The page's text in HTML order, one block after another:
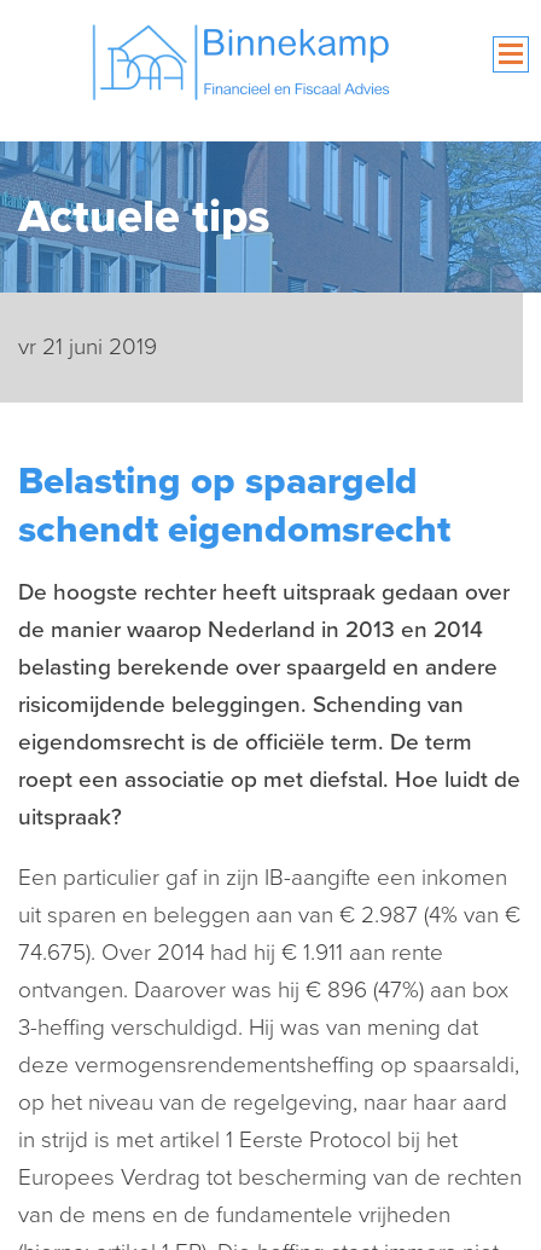
Actuele tips
vr 21 juni 2019
Belasting op spaargeld
schendt eigendomsrecht
De hoogste rechter heeft uitspraak gedaan over
de manier waarop Nederland in 2013 en 2014
belasting berekende over spaargeld en andere
risicomijdende beleggingen. Schending van
eigendomsrecht is de officiële term. De term
roept een associatie op met diefstal. Hoe luidt de
uitspraak?
Een particulier gaf in zijn IB-aangifte een inkomen
uit sparen en beleggen aan van € 2.987 (4% van €
74.675). Over 2014 had hij € 1.911 aan rente
ontvangen. Daarover was hij € 896 (47%) aan box
3-heffing verschuldigd. Hij was van mening dat
deze vermogensrendementsheffing op spaarsaldi,
op het niveau van de regelgeving, naar haar aard
in strijd is met artikel 1 Eerste Protocol bij het
Europees Verdrag tot bescherming van de rechten
van de mens en de fundamentele vrijheden